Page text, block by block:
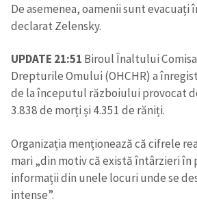
De asemenea, oamenii sunt evacuați
declarat Zelensky.
UPDATE 21:51 Biroul Înaltului
Drepturile Omului (OHCHR) a
de la începutul războiului provocat
3.838 de morți și 4.351 de răniți.
Organizația menționează că cifrele
mari „din motiv că există întârzieri în
informații din unele locuri unde se
intense”.